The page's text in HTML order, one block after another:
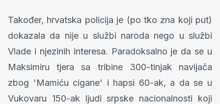
Također, hrvatska policija je (po tko zna koji put)
dokazala da nije u službi naroda nego u službi
Vlade i njezinih interesa. Paradoksalno je da se u
Maksimiru tjera sa tribine 300-tinjak navijača
zbog 'Mamiću cigane' i hapsi 60-ak, a da se u
Vukovaru 150-ak ljudi srpske nacionalnosti koji